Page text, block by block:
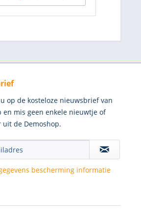
op de kosteloze nieuwsbrief van
en mis geen enkele nieuwtje of
uit de Demoshop.
bescherming informatie